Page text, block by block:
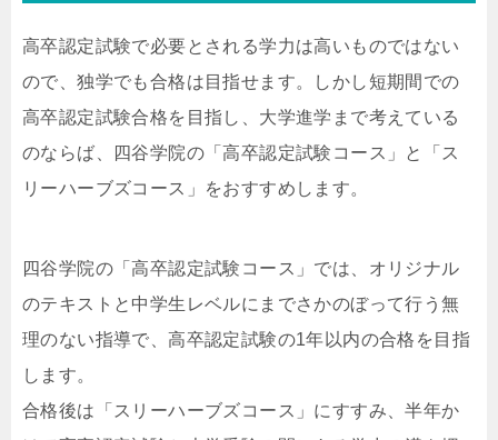
高卒認定試験で必要とされる学力は高いものではない
ので、独学でも合格は目指せます。しかし短期間での
高卒認定試験合格を目指し、大学進学まで考えている
のならば、四谷学院の「高卒認定試験コース」と「ス
リーハーブズコース」をおすすめします。
四谷学院の「高卒認定試験コース」では、オリジナル
のテキストと中学生レベルにまでさかのぼって行う無
理のない指導で、高卒認定試験の1年以内の合格を目指
します。
合格後は「スリーハーブズコース」にすすみ、半年か